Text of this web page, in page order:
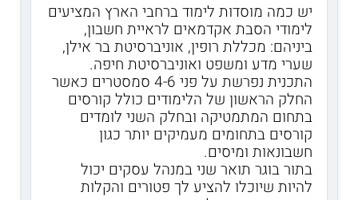
יש כמה מוסדות לימוד ברחבי הארץ המציעים
לימודי הסבת אקדמאים לראיית חשבון,
ביניהם: מכללת רופין, אוניברסיטת בר אילן,
שערי מדע ומשפט ואוניברסיטת חיפה.
התכנית נפרשת על פני 4-6 סמסטרים כאשר
החלק הראשון של הלימודים כולל קורסים
בתחום המתמטיקה ובחלק השני לומדים
קורסים בתחומים מעמיקים יותר כגון
חשבונאות ומיסים.
בתור בוגר תואר שני במנהל עסקים יכול
להיות שיוכלו להציע לך פטורים והקלות